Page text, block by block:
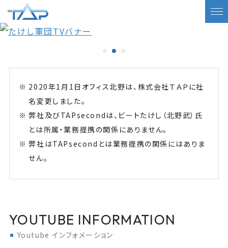
2020年1月1日オフィス北野は、株式会社ＴＡＰに社
名変更しました。
弊社及びTAPsecondは、ビートたけし（北野武）氏
とは所属・業務提携の関係にありません。
弊社はTAPsecondとは業務提携の関係にはありま
せん。
YOUTUBE INFORMATION
Youtube インフォメーション